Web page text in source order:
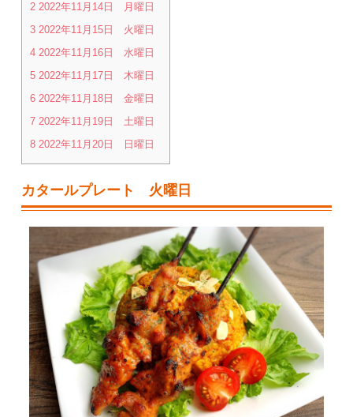
2 2022年11月14日 月曜日
3 2022年11月15日 火曜日
4 2022年11月16日 水曜日
5 2022年11月17日 木曜日
6 2022年11月18日 金曜日
7 2022年11月19日 土曜日
8 2022年11月20日 日曜日
カタールプレート 火曜日